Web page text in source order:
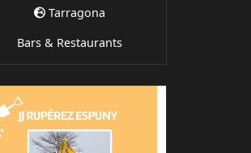
Tarragona
Bars & Restaurants